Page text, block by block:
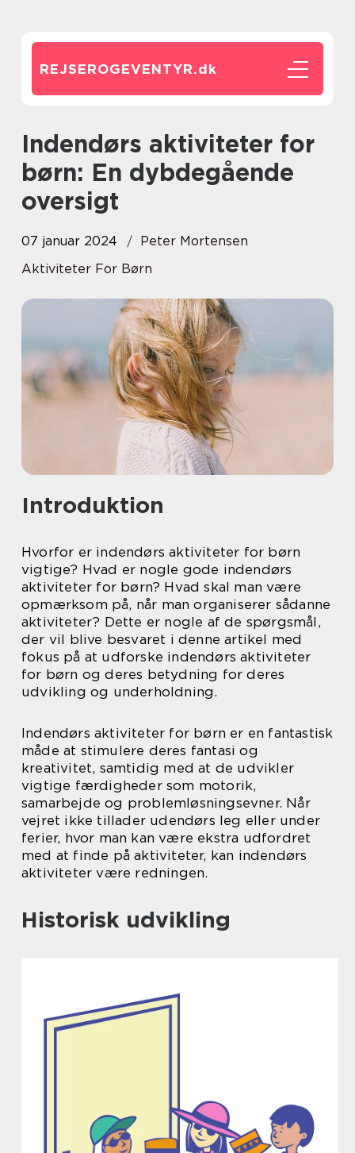
REJSEROGEVENTYR.dk
Indendørs aktiviteter for
børn: En dybdegående
oversigt
07 januar 2024
Peter Mortensen
Aktiviteter For Børn
Introduktion
Hvorfor er indendørs aktiviteter for børn
vigtige? Hvad er nogle gode indendørs
aktiviteter for børn? Hvad skal man være
opmærksom på, når man organiserer sådanne
aktiviteter? Dette er nogle af de spørgsmål,
der vil blive besvaret i denne artikel med
fokus på at udforske indendørs aktiviteter
for børn og deres betydning for deres
udvikling og underholdning.
Indendørs aktiviteter for børn er en fantastisk
måde at stimulere deres fantasi og
kreativitet, samtidig med at de udvikler
vigtige færdigheder som motorik,
samarbejde og problemløsningsevner. Når
vejret ikke tillader udendørs leg eller under
ferier, hvor man kan være ekstra udfordret
med at finde på aktiviteter, kan indendørs
aktiviteter være redningen.
Historisk udvikling